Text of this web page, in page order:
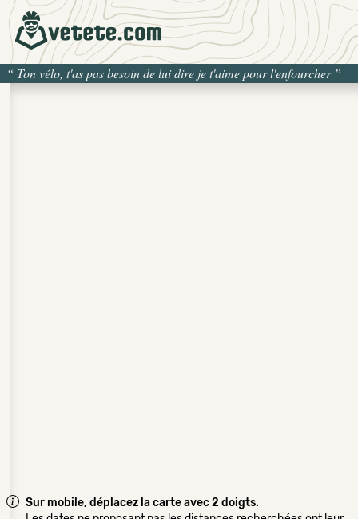
“ Ton vélo, t'as pas besoin de lui dire je t'aime pour l'enfourcher”
Sur mobile, déplacez la carte avec 2 doigts.